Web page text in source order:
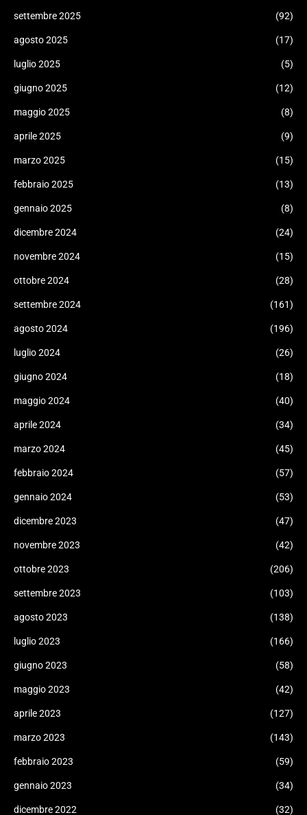
settembre 2025 (92)
agosto 2025 (17)
luglio 2025 (5)
giugno 2025 (12)
maggio 2025 (8)
aprile 2025 (9)
marzo 2025 (15)
febbraio 2025 (13)
gennaio 2025 (8)
dicembre 2024 (24)
novembre 2024 (15)
ottobre 2024 (28)
settembre 2024 (161)
agosto 2024 (196)
luglio 2024 (26)
giugno 2024 (18)
maggio 2024 (40)
aprile 2024 (34)
marzo 2024 (45)
febbraio 2024 (57)
gennaio 2024 (53)
dicembre 2023 (47)
novembre 2023 (42)
ottobre 2023 (206)
settembre 2023 (103)
agosto 2023 (138)
luglio 2023 (166)
giugno 2023 (58)
maggio 2023 (42)
aprile 2023 (127)
marzo 2023 (143)
febbraio 2023 (59)
gennaio 2023 (34)
dicembre 2022 (32)